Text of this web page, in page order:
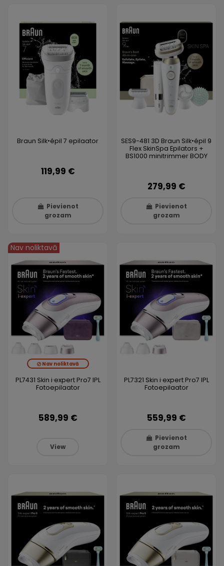
Braun Silk•épil 7 epilaator
119,99 €
Pievienot
grozam
SES9-481 3D Braun Silk•épil 9
Flex SkinSpa Epilators +
BS1000 minitrimmer BODY
279,99 €
Pievienot
grozam
Nav noliktavā
Nav noliktavā
PL7431 Skin i·expert Pro7 IPL
Fotoepilaator
589,99 €
View
PL7321 Skin i·expert Pro7 IPL
Fotoepilaator
559,99 €
Pievienot
grozam